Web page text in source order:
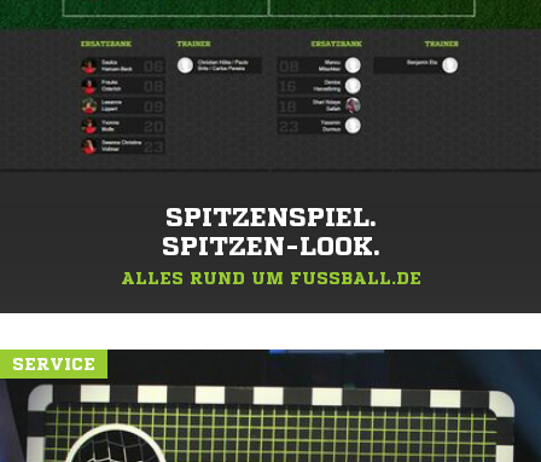
SPITZENSPIEL.
SPITZEN-LOOK.
ALLES RUND UM FUSSBALL.DE
SERVICE